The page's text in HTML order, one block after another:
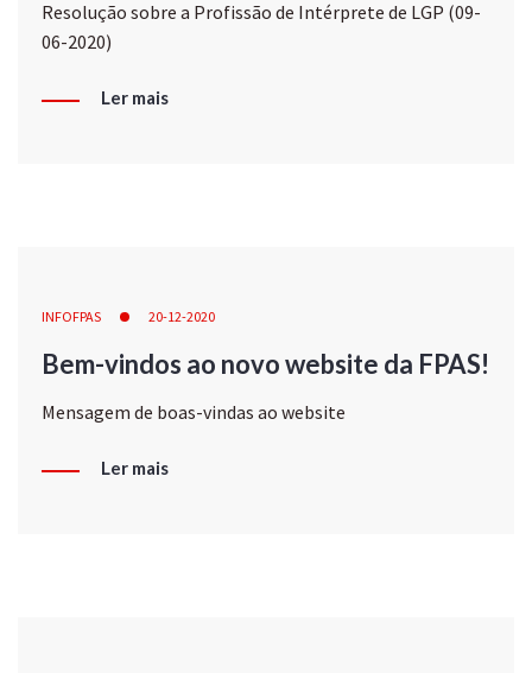
Resolução sobre a Profissão de Intérprete de LGP (09-
06-2020)
Ler mais
INFOFPAS 20-12-2020
Bem-vindos ao novo website da FPAS!
Mensagem de boas-vindas ao website
Ler mais